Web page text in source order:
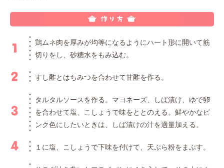
鶏ムネ肉を厚みが均等になるようにハート形に開いて筋
切りをし、砂糖水をもみ込む。
すし酢とはちみつを合わせて甘酢を作る。
タルタルソースを作る。マヨネーズ、しば漬け、ゆで卵
を合わせて塩、こしょうで味をととのえる。鮮やかなピ
ンク色にしたいときは、しば漬けの汁を適量加える。
１に塩、こしょうで下味を付けて、天ぷら粉をまぶす。